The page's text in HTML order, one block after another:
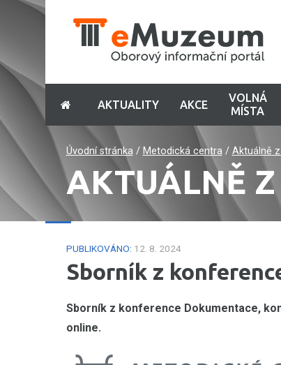
AKTUALITY AKCE
VOLNÁ
MÍSTA
Úvodní stránka/ Metodická centra/ Aktuálně
AKTUÁLNĚ Z
PUBLIKOVÁNO: 12. 8. 2024
Sborník z
Sborník z konference Dokumentace,
online.